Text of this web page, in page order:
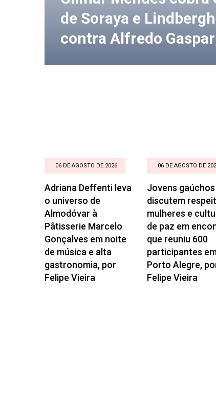
de Soraya e
contra Alfredo
06 DE AGOSTO DE 2026
Adriana Deffenti leva
o universo de
Almodóvar à
Pâtisserie Marcelo
Gonçalves em noite
de música e alta
gastronomia, por
Felipe Vieira
06 DE AGOSTO DE
Jovens gaúchos
discutem
mulheres e
de paz em
que reuniu 600
participantes
Porto Alegre,
Felipe Vieira